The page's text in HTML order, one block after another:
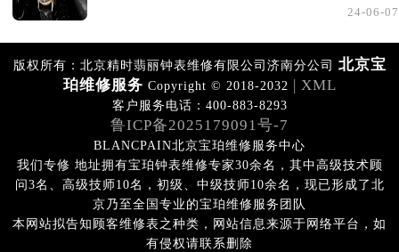
24-06-07
版权所有：北京精时翡丽钟表维修有限公司济南分公司 北京宝
珀维修服务 Copyright © 2018-2032 | XML
客户服务电话：400-883-8293
鲁ICP备2025179091号-7
BLANCPAIN北京宝珀维修服务中心
我们专修 地址拥有宝珀钟表维修专家30余名，其中高级技术顾
问3名、高级技师10名，初级、中级技师10余名，现已形成了北
京乃至全国专业的宝珀维修服务团队
本网站拟告知顾客维修表之种类，网站信息来源于网络平台，如
有侵权请联系删除